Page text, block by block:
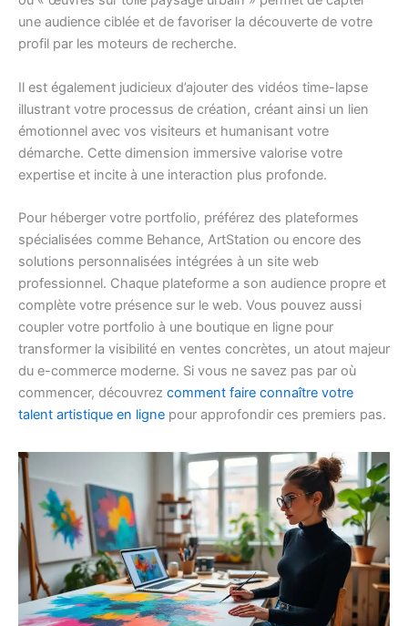
une audience ciblée et de favoriser la découverte de votre
profil par les moteurs de recherche.
Il est également judicieux d’ajouter des vidéos time-lapse
illustrant votre processus de création, créant ainsi un lien
émotionnel avec vos visiteurs et humanisant votre
démarche. Cette dimension immersive valorise votre
expertise et incite à une interaction plus profonde.
Pour héberger votre portfolio, préférez des plateformes
spécialisées comme Behance, ArtStation ou encore des
solutions personnalisées intégrées à un site web
professionnel. Chaque plateforme a son audience propre et
complète votre présence sur le web. Vous pouvez aussi
coupler votre portfolio à une boutique en ligne pour
transformer la visibilité en ventes concrètes, un atout majeur
du e-commerce moderne. Si vous ne savez pas par où
commencer, découvrez comment faire connaître votre
talent artistique en ligne pour approfondir ces premiers pas.